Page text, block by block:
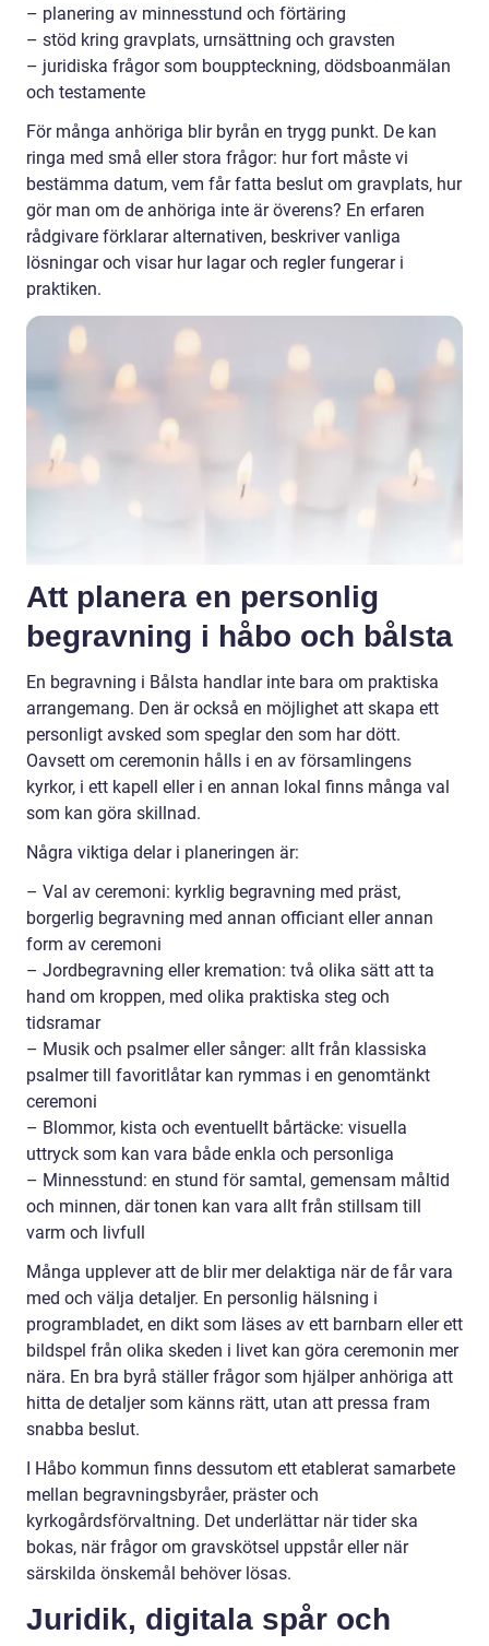
– planering av minnesstund och förtäring
– stöd kring gravplats, urnsättning och gravsten
– juridiska frågor som bouppteckning, dödsboanmälan
och testamente
För många anhöriga blir byrån en trygg punkt. De kan
ringa med små eller stora frågor: hur fort måste vi
bestämma datum, vem får fatta beslut om gravplats, hur
gör man om de anhöriga inte är överens? En erfaren
rådgivare förklarar alternativen, beskriver vanliga
lösningar och visar hur lagar och regler fungerar i
praktiken.
Att planera en personlig
begravning i håbo och bålsta
En begravning i Bålsta handlar inte bara om praktiska
arrangemang. Den är också en möjlighet att skapa ett
personligt avsked som speglar den som har dött.
Oavsett om ceremonin hålls i en av församlingens
kyrkor, i ett kapell eller i en annan lokal finns många val
som kan göra skillnad.
Några viktiga delar i planeringen är:
– Val av ceremoni: kyrklig begravning med präst,
borgerlig begravning med annan officiant eller annan
form av ceremoni
– Jordbegravning eller kremation: två olika sätt att ta
hand om kroppen, med olika praktiska steg och
tidsramar
– Musik och psalmer eller sånger: allt från klassiska
psalmer till favoritlåtar kan rymmas i en genomtänkt
ceremoni
– Blommor, kista och eventuellt bårtäcke: visuella
uttryck som kan vara både enkla och personliga
– Minnesstund: en stund för samtal, gemensam måltid
och minnen, där tonen kan vara allt från stillsam till
varm och livfull
Många upplever att de blir mer delaktiga när de får vara
med och välja detaljer. En personlig hälsning i
programbladet, en dikt som läses av ett barnbarn eller ett
bildspel från olika skeden i livet kan göra ceremonin mer
nära. En bra byrå ställer frågor som hjälper anhöriga att
hitta de detaljer som känns rätt, utan att pressa fram
snabba beslut.
I Håbo kommun finns dessutom ett etablerat samarbete
mellan begravningsbyråer, präster och
kyrkogårdsförvaltning. Det underlättar när tider ska
bokas, när frågor om gravskötsel uppstår eller när
särskilda önskemål behöver lösas.
Juridik, digitala spår och